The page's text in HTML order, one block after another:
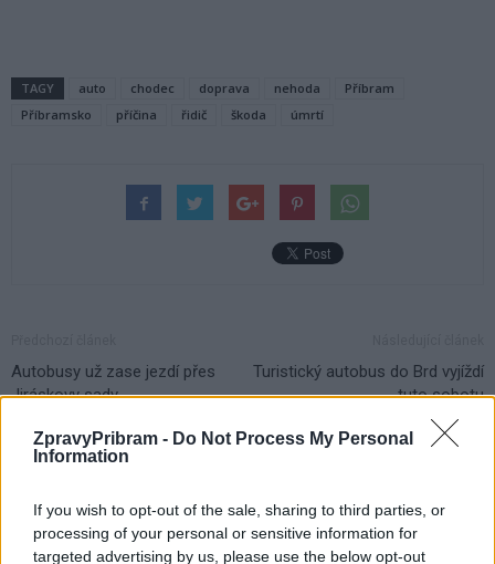
ZpravyPribram - Do Not Process My Personal
Information
If you wish to opt-out of the sale, sharing to third parties, or
processing of your personal or sensitive information for
targeted advertising by us, please use the below opt-out
TAGY auto chodec doprava nehoda
Příbram
Příbramsko
příčina řidič škoda úmrtí
Autobusy už zase jezdí přes
Jiráskovy sady
Turistický autobus do Brd vyjíždí
tuto sobotu
VÍCE OD AUTORA